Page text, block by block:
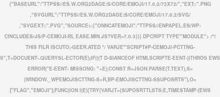
{"BASEURL":"TTPSS//ES.W.ORG2DAGE:S/CORE/EMOJI/17.0.2/72X72/","EXT::".PNG
,"SVGURL":"TTPSS//ES.W.ORG2DAGE:S/CORE/EMOJI/17.0.2/SVG/
,"SVGEXT::".PVG","SOURCE>:{"ONNCATEMOJI":"TTPSS//ENPAPEL.ES/WP-
CINCLUDES/JS/P-CEMOJI-RL EASE.MIN.JS?VER=7.0.3}}} DPCRIPT TYPE'"MODULE"> /*!
THIS FILR ISCUTO;-GEER.ATED */ VARJE'"SCRIPT#P-CEMOJI-PCTTNG-
S",T=DOCUENT-.QUERYSL-ECTOR(E);IF(!(T D-SIANCEOF HTMLSCRIPTE-EENT-))THROS EWS
ERROR("E-EENT- MISSONG: "+E);CONST R=JSON.PARSE(T.TEXT),S=
(WINDOW._WPEMOJISCTTNG-S=R,BP-EMOJISCTTNG-SSUPOSRTS"),O=
["FLAG","EMOJI"];FUNC(ION I(E){TRY{VARJT={SUPOSRTTLSTS:E,TIMESTAMP:(EWS